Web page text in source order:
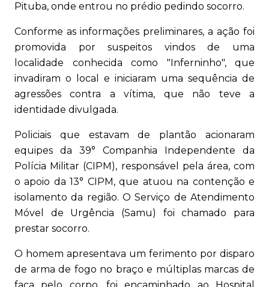
Pituba, onde entrou no prédio pedindo socorro.
Conforme as informações preliminares, a ação foi
promovida por suspeitos vindos de uma
localidade conhecida como "Inferninho", que
invadiram o local e iniciaram uma sequência de
agressões contra a vítima, que não teve a
identidade divulgada.
Policiais que estavam de plantão acionaram
equipes da 39° Companhia Independente da
Polícia Militar (CIPM), responsável pela área, com
o apoio da 13° CIPM, que atuou na contenção e
isolamento da região. O Serviço de Atendimento
Móvel de Urgência (Samu) foi chamado para
prestar socorro.
O homem apresentava um ferimento por disparo
de arma de fogo no braço e múltiplas marcas de